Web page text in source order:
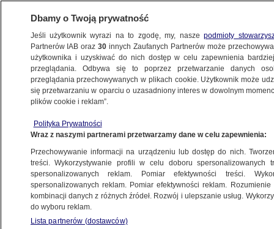
PROKURATURA
One będą koordynować śledztwa
w sprawie wyborów
POLSKA
Mieli inspirować się Breivikiem.
Decyzja sądu w sprawie 19-latków
z Olsztyna
OLSZTYN
Dbamy o Twoją prywatność
Jeśli użytkownik wyrazi na to zgodę, my, naszepodmioty
Partnerów IAB oraz30 innych Zaufanych Partnerów może
użytkownika i uzyskiwać do nich dostęp w celu zapewnienia
przeglądania. Odbywa się to poprzez przetwarzanie danych
przeglądania przechowywanych w plikach cookie. Użytkownik może
się przetwarzaniu w oparciu o uzasadniony interes w dowolnym
plików cookie i reklam”.
Polityka Prywatności
Wraz z naszymi partnerami przetwarzamy dane w celu zapewnienia:
Przechowywanie informacji na urządzeniu lub dostęp do nich.
treści. Wykorzystywanie profili w celu doboru spersonalizowanych
spersonalizowanych reklam. Pomiar efektywności treści.
spersonalizowanych reklam. Pomiar efektywności reklam.
kombinacji danych z różnych źródeł. Rozwój i ulepszanie usług.
do wyboru reklam.
Lista partnerów (dostawców)